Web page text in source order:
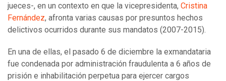
jueces-, en un contexto en que la vicepresidenta, Cristina
Fernández, afronta varias causas por presuntos hechos
delictivos ocurridos durante sus mandatos (2007-2015).
En una de ellas, el pasado 6 de diciembre la exmandataria
fue condenada por administración fraudulenta a 6 años de
prisión e inhabilitación perpetua para ejercer cargos